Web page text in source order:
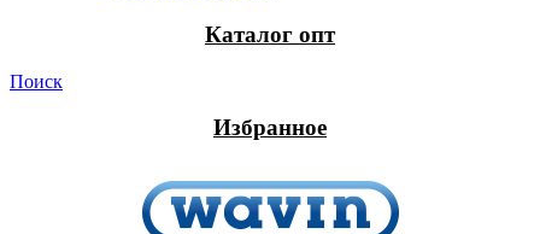
Каталог опт
Поиск
Избранное